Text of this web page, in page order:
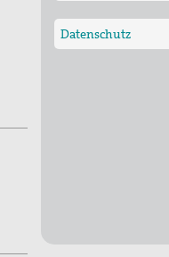
Datenschutz